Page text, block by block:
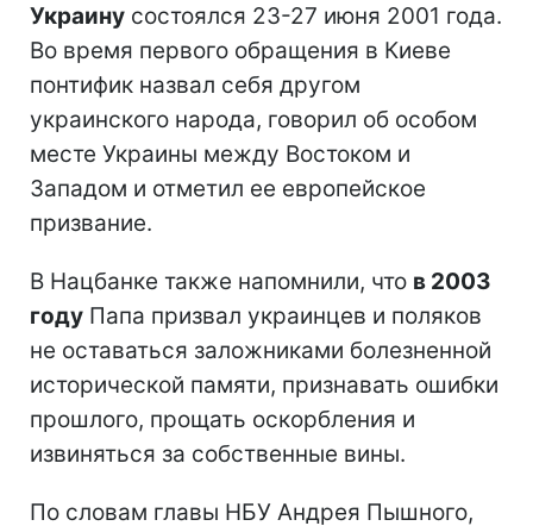
Украину состоялся 23-27 июня 2001 года.
Во время первого обращения в Киеве
понтифик назвал себя другом
украинского народа, говорил об особом
месте Украины между Востоком и
Западом и отметил ее европейское
призвание.
В Нацбанке также напомнили, что в 2003
году Папа призвал украинцев и поляков
не оставаться заложниками болезненной
исторической памяти, признавать ошибки
прошлого, прощать оскорбления и
извиняться за собственные вины.
По словам главы НБУ Андрея Пышного,